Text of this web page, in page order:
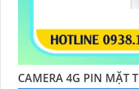
CAMERA 4G PIN MẶT